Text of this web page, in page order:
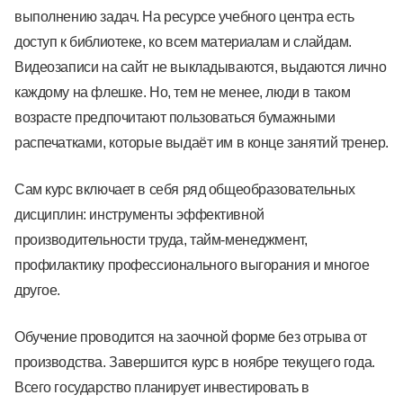
выполнению задач. На ресурсе учебного центра есть
доступ к библиотеке, ко всем материалам и слайдам.
Видеозаписи на сайт не выкладываются, выдаются лично
каждому на флешке. Но, тем не менее, люди в таком
возрасте предпочитают пользоваться бумажными
распечатками, которые выдаёт им в конце занятий тренер.
Сам курс включает в себя ряд общеобразовательных
дисциплин: инструменты эффективной
производительности труда, тайм-менеджмент,
профилактику профессионального выгорания и многое
другое.
Обучение проводится на заочной форме без отрыва от
производства. Завершится курс в ноябре текущего года.
Всего государство планирует инвестировать в